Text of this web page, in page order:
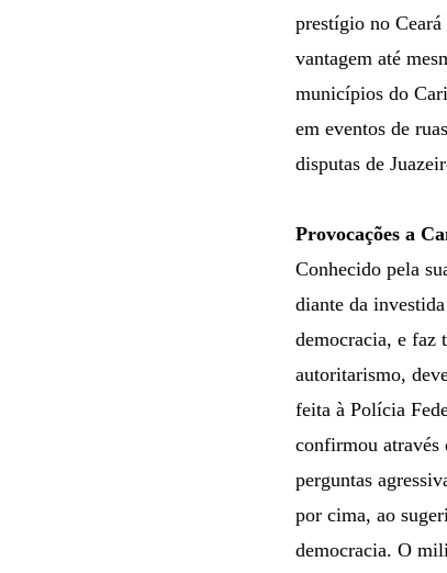
prestígio no
vantagem até
municípios do
em eventos de
disputas de
Provocações a
Conhecido pela
diante da
democracia, e faz
autoritarismo,
feita à Polícia
confirmou através
perguntas
por cima, ao
democracia. O